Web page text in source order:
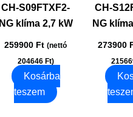
CH-S09FTXF2-
NG klíma 2,7 kW
259900 Ft (nettó
204646 Ft)
Kosárba
teszem
CH-
NG
273900